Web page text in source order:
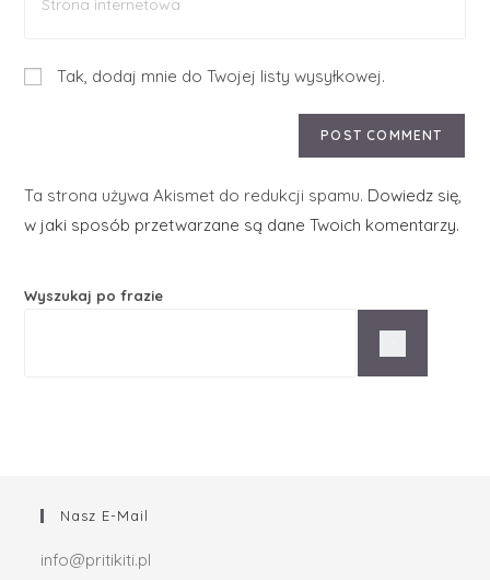
Tak, dodaj mnie do Twojej listy wysyłkowej.
Ta strona używa Akismet do redukcji spamu. Dowiedz się,
w jaki sposób przetwarzane są dane Twoich komentarzy.
Wyszukaj po frazie
Nasz E-Mail
info@pritikiti.pl